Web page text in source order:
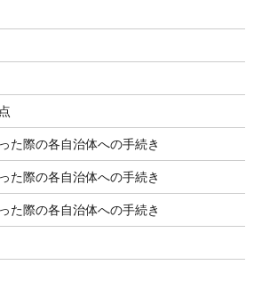
た際の各自治体への手続き
た際の各自治体への手続き
た際の各自治体への手続き